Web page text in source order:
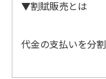
▼割賦販売とは
代金の支払いを分